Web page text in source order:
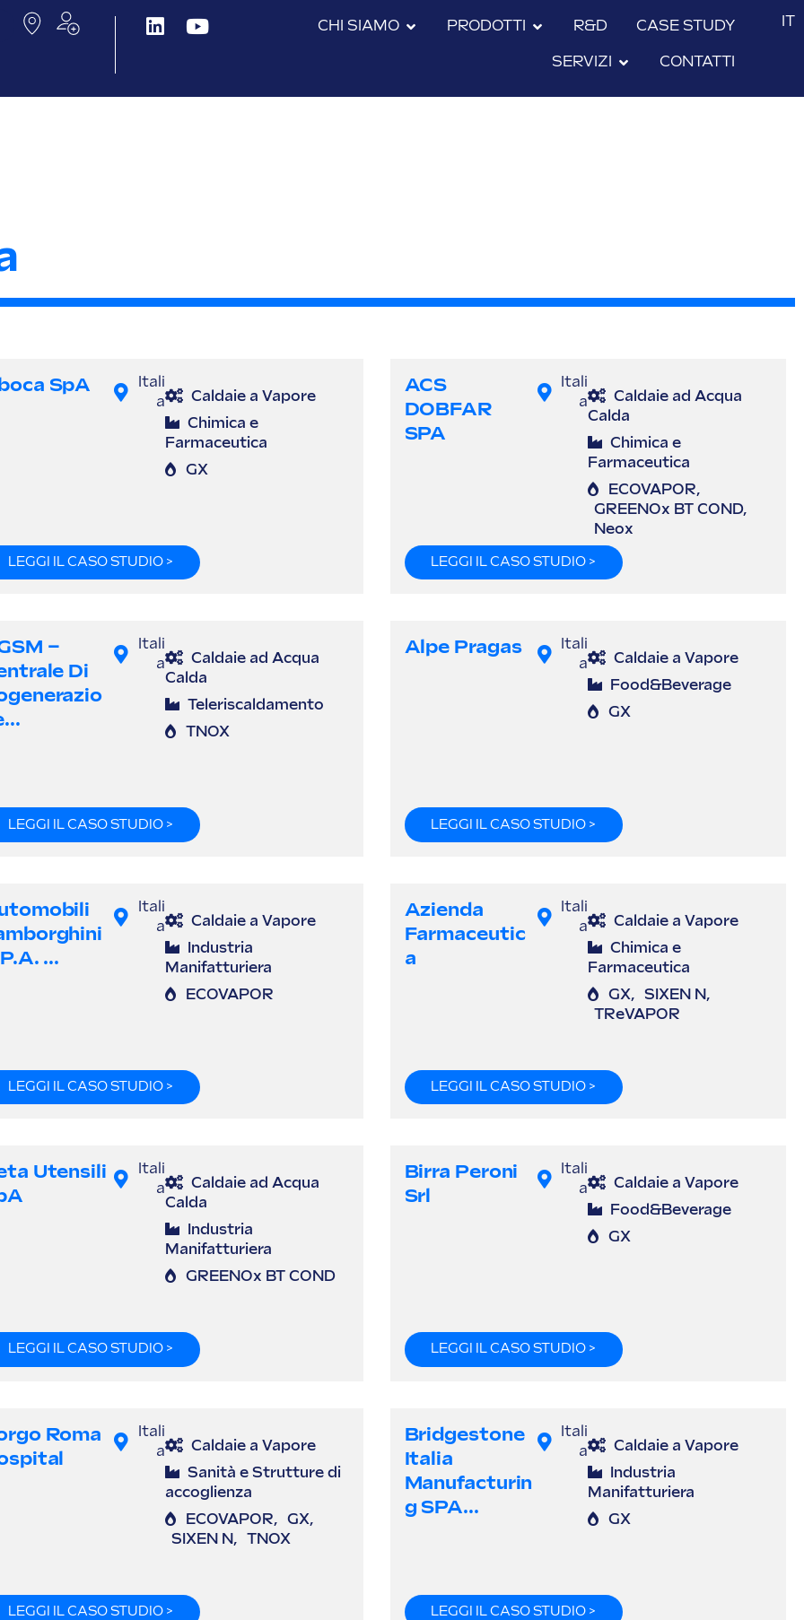
CHI SIAMO PRODOTTI R&D CASE STUDY
SERVIZI CONTATTI
IT
SpA
Itali
a
Caldaie a Vapore
Chimica e
Farmaceutica
GX
LEGGI IL CASO STUDIO >
ACS
DOBFAR
SPA
Itali
a
Caldaie ad Acqua
Calda
Chimica e
Farmaceutica
ECOVAPOR,
GREENOx BT COND,
Neox
LEGGI IL CASO STUDIO >
–
Di
Itali
a
Caldaie ad Acqua
Calda
Teleriscaldamento
TNOX
LEGGI IL CASO STUDIO >
Alpe Pragas
Itali
a
Caldaie a Vapore
Food&Beverage
GX
LEGGI IL CASO STUDIO >
...
Itali
a
Caldaie a Vapore
Industria
Manifatturiera
ECOVAPOR
LEGGI IL CASO STUDIO >
Azienda
Farmaceutic
A
Itali
a
Caldaie a Vapore
Chimica e
Farmaceutica
GX, SIXEN N,
TReVAPOR
LEGGI IL CASO STUDIO >
Utensili
Itali
a
Caldaie ad Acqua
Calda
Industria
Manifatturiera
GREENOx BT COND
LEGGI IL CASO STUDIO >
Birra Peroni
Srl
Itali
a
Caldaie a Vapore
Food&Beverage
GX
LEGGI IL CASO STUDIO >
Roma
Itali
a
Caldaie a Vapore
Sanità e Strutture di
accoglienza
ECOVAPOR, GX,
SIXEN N, TNOX
LEGGI IL CASO STUDIO >
Bridgestone
Italia
Manufacturin
G SPA...
Itali
a
Caldaie a Vapore
Industria
Manifatturiera
GX
LEGGI IL CASO STUDIO >